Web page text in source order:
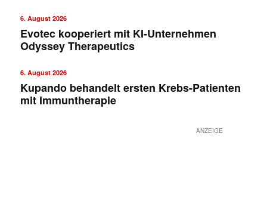
6. August 2026
Evotec kooperiert mit KI-Unternehmen
Odyssey Therapeutics
6. August 2026
Kupando behandelt ersten Krebs-Patienten
mit Immuntherapie
ANZEIGE